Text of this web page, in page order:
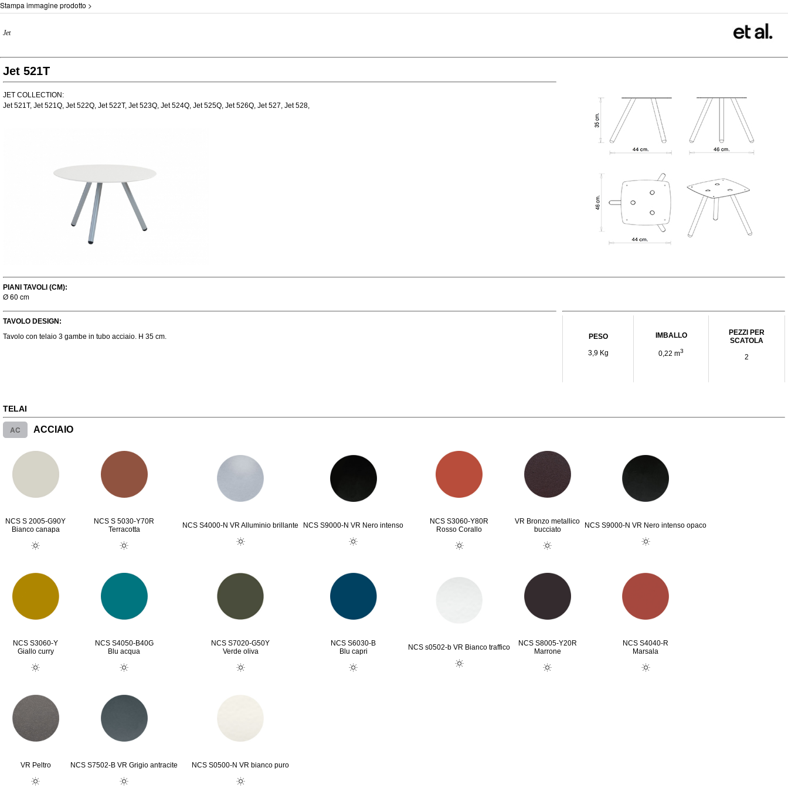
Stampa immagine prodotto >
Jet
Jet 521T
JET COLLECTION:
Jet 521T, Jet 521Q, Jet 522Q, Jet 522T, Jet 523Q, Jet 524Q, Jet 525Q, Jet 526Q, Jet 527, Jet 528,
PIANI TAVOLI (CM):
Ø 60 cm
TAVOLO DESIGN:
Tavolo con telaio 3 gambe in tubo acciaio. H 35 cm.
PESO
3,9 Kg
IMBALLO
0,22 m3
PEZZI PER
SCATOLA
2
TELAI
AC ACCIAIO
NCS S 2005-G90Y
Bianco canapa
NCS S 5030-Y70R
Terracotta
NCS S4000-N VR Alluminio brillante NCS S9000-N VR Nero intenso
NCS S3060-Y80R
Rosso Corallo
VR Bronzo metallico
bucciato
NCS S9000-N VR Nero intenso opaco
NCS S3060-Y
Giallo curry
NCS S4050-B40G
Blu acqua
NCS S7020-G50Y
Verde oliva
NCS S6030-B
Blu capri
NCS s0502-b VR Bianco traffico
NCS S8005-Y20R
Marrone
NCS S4040-R
Marsala
VR Peltro NCS S7502-B VR Grigio antracite NCS S0500-N VR bianco puro